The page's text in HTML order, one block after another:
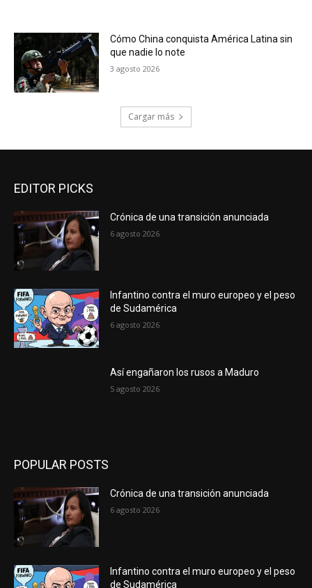
Cómo China conquista América Latina sin
que nadie lo note
3 agosto 2026
Cargar más
EDITOR PICKS
Crónica de una transición anunciada
6 agosto 2026
Infantino contra el muro europeo y el peso
de Sudamérica
6 agosto 2026
Así engañaron los rusos a Maduro
5 agosto 2026
POPULAR POSTS
Crónica de una transición anunciada
6 agosto 2026
Infantino contra el muro europeo y el peso
de Sudamérica